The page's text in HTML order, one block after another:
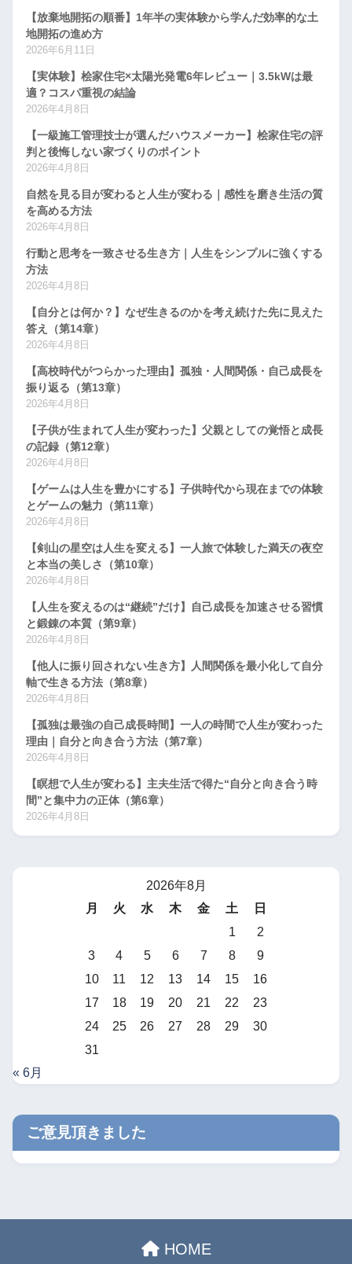
【放棄地開拓の順番】1年半の実体験から学んだ効率的な土
地開拓の進め方
2026年6月11日
【実体験】桧家住宅×太陽光発電6年レビュー｜3.5kWは最
適？コスパ重視の結論
2026年4月8日
【一級施工管理技士が選んだハウスメーカー】桧家住宅の評
判と後悔しない家づくりのポイント
2026年4月8日
自然を見る目が変わると人生が変わる｜感性を磨き生活の質
を高める方法
2026年4月8日
行動と思考を一致させる生き方｜人生をシンプルに強くする
方法
2026年4月8日
【自分とは何か？】なぜ生きるのかを考え続けた先に見えた
答え（第14章）
2026年4月8日
【高校時代がつらかった理由】孤独・人間関係・自己成長を
振り返る（第13章）
2026年4月8日
【子供が生まれて人生が変わった】父親としての覚悟と成長
の記録（第12章）
2026年4月8日
【ゲームは人生を豊かにする】子供時代から現在までの体験
とゲームの魅力（第11章）
2026年4月8日
【剣山の星空は人生を変える】一人旅で体験した満天の夜空
と本当の美しさ（第10章）
2026年4月8日
【人生を変えるのは“継続”だけ】自己成長を加速させる習慣
と鍛錬の本質（第9章）
2026年4月8日
【他人に振り回されない生き方】人間関係を最小化して自分
軸で生きる方法（第8章）
2026年4月8日
【孤独は最強の自己成長時間】一人の時間で人生が変わった
理由｜自分と向き合う方法（第7章）
2026年4月8日
【瞑想で人生が変わる】主夫生活で得た“自分と向き合う時
間”と集中力の正体（第6章）
2026年4月8日
2026年8月
月
火 水 木 金 土
日
1
2
3
4 5 6 7 8
9
10
11 12 13 14 15
16
17
18 19 20 21 22
23
24
25 26 27 28 29
30
31
« 6月
ご意見頂きました
HOME